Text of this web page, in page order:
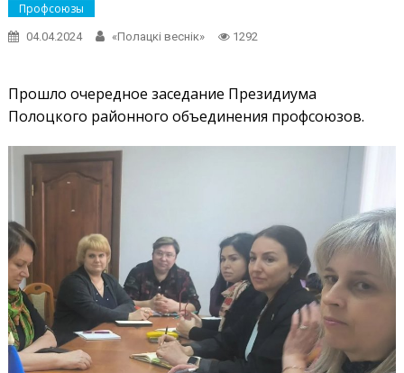
Профсоюзы
04.04.2024 «Полацкі веснік» 1292
Прошло очередное заседание Президиума
Полоцкого районного объединения профсоюзов.